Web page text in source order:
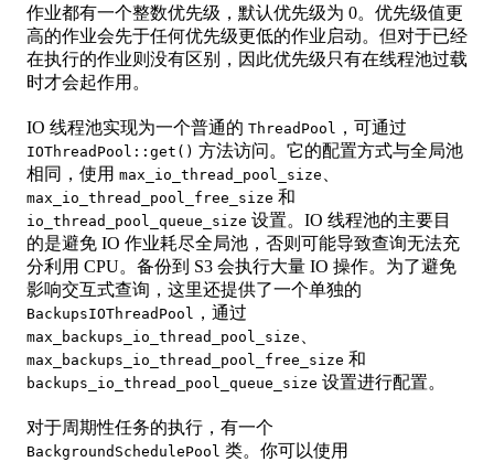
作业都有一个整数优先级，默认优先级为 0。优先级值更
高的作业会先于任何优先级更低的作业启动。但对于已经
在执行的作业则没有区别，因此优先级只有在线程池过载
时才会起作用。
IO 线程池实现为一个普通的 ThreadPool ，可通过
IOThreadPool::get() 方法访问。它的配置方式与全局池
相同，使用 max_io_thread_pool_size
max_io_thread_pool_free_size 和
io_thread_pool_queue_size 设置。IO 线程池的主要目
的是避免 IO 作业耗尽全局池，否则可能导致查询无法充
分利用 CPU。备份到 S3 会执行大量 IO 操作。为了避免
影响交互式查询，这里还提供了一个单独的
BackupsIOThreadPool ，通过
max_backups_io_thread_pool_size
max_backups_io_thread_pool_free_size 和
backups_io_thread_pool_queue_size 设置进行配置。
对于周期性任务的执行，有一个
BackgroundSchedulePool 类。你可以使用